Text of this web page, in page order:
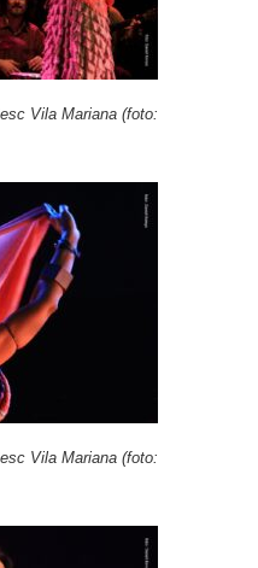
Vila Mariana (foto:
Vila Mariana (foto: